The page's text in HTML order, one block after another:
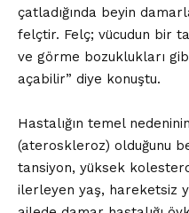
çatladığında beyin
felçtir. Felç; vücudun bir
ve görme bozuklukları
açabilir” diye konuştu.
Hastalığın temel
(ateroskleroz) olduğunu
tansiyon, yüksek
ilerleyen yaş, hareketsiz